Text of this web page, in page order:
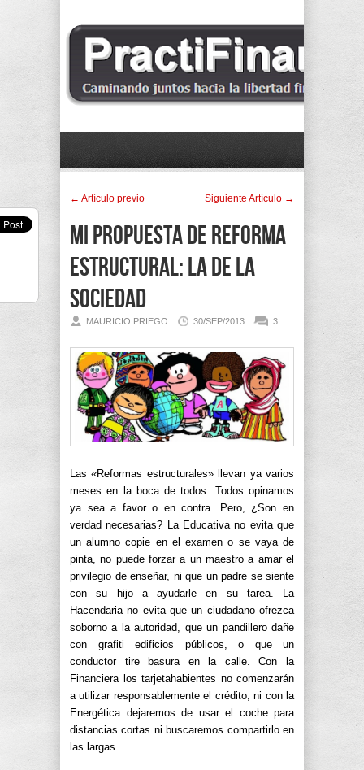
← Artí­culo previo Siguiente Artí­culo →
Mi propuesta de Reforma
Estructural: la de La
Sociedad
MAURICIO PRIEGO 30/SEP/2013 3
Las «Reformas estructurales» llevan ya varios
meses en la boca de todos. Todos opinamos
ya sea a favor o en contra. Pero, ¿Son en
verdad necesarias? La Educativa no evita que
un alumno copie en el examen o se vaya de
pinta, no puede forzar a un maestro a amar el
privilegio de enseñar, ni que un padre se siente
con su hijo a ayudarle en su tarea. La
Hacendaria no evita que un ciudadano ofrezca
soborno a la autoridad, que un pandillero dañe
con grafiti edificios públicos, o que un
conductor tire basura en la calle. Con la
Financiera los tarjetahabientes no comenzarán
a utilizar responsablemente el crédito, ni con la
Energética dejaremos de usar el coche para
distancias cortas ni buscaremos compartirlo en
las largas.